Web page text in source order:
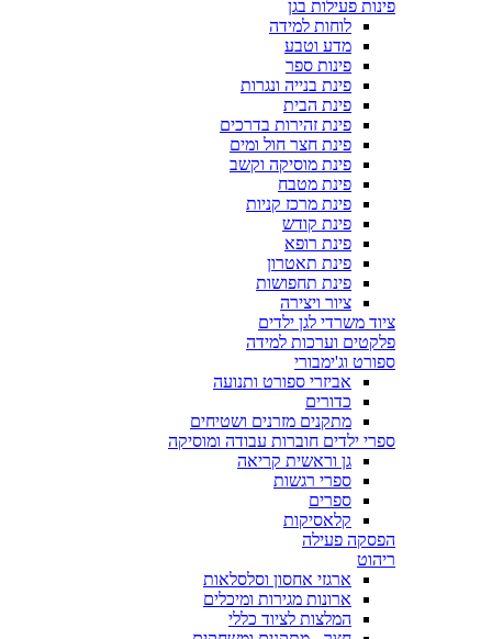
פינות פעילות בגן
לוחות למידה
מדע וטבע
פינות ספר
פינת בנייה ונגרות
פינת הבית
פינת זהירות בדרכים
פינת חצר חול ומים
פינת מוסיקה וקשב
פינת מטבח
פינת מרכז קניות
פינת קודש
פינת רופא
פינת תאטרון
פינת תחפושות
ציור ויצירה
ציוד משרדי לגן ילדים
פלקטים וערכות למידה
ספורט וג'ימבורי
אביזרי ספורט ותנועה
כדורים
מתקנים מזרנים ושטיחים
ספרי ילדים חוברות עבודה ומוסיקה
גן וראשית קריאה
ספרי רגשות
ספרים
קלאסיקות
הפסקה פעילה
ריהוט
ארגזי אחסון וסלסלאות
ארונות מגירות ומיכלים
המלצות לציוד כללי